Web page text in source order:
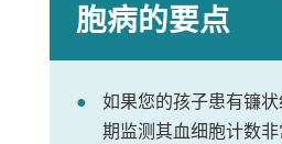
胞病的要点
如果您的孩子患有镰
期监测其血细胞计数非